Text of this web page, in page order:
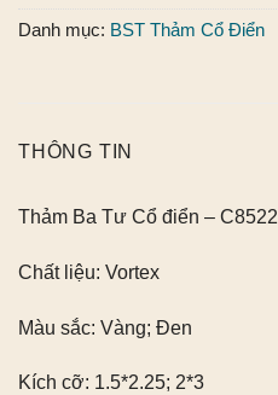
Danh mục: BST Thảm Cổ Điển
THÔNG TIN
Thảm Ba Tư Cổ điển – C8522
Chất liệu: Vortex
Màu sắc: Vàng; Đen
Kích cỡ: 1.5*2.25; 2*3